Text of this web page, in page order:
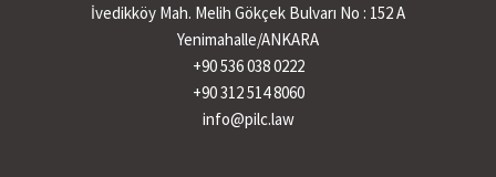
İvedikköy Mah. Melih Gökçek Bulvarı No : 152 A
Yenimahalle/ANKARA
+90 536 038 0222
+90 312 514 8060
info@pilc.law